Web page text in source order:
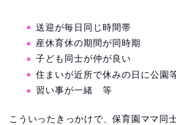
送迎が毎日同じ時間帯
産休育休の期間が同時期
子ども同士が仲が良い
住まいが近所で休みの日に公園
習い事が一緒 等
こういったきっかけで、保育園ママ同